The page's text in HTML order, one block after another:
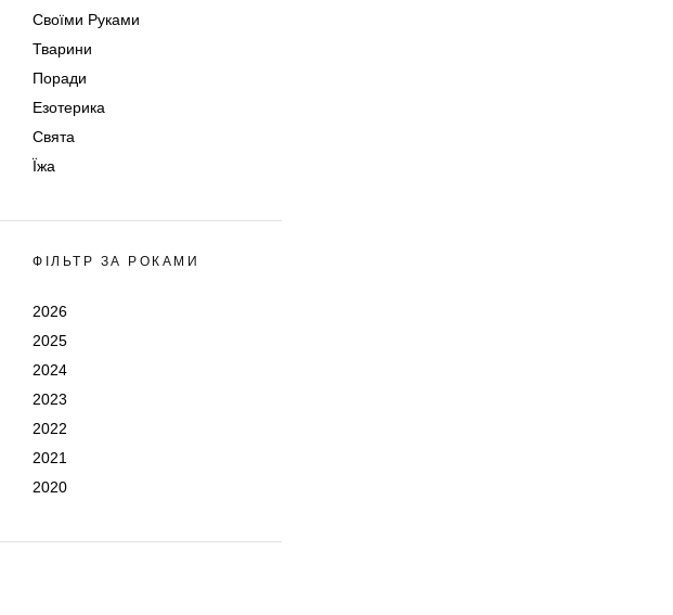
Своїми Руками
Тварини
Поради
Езотерика
Свята
Їжа
ФІЛЬТР ЗА РОКАМИ
2026
2025
2024
2023
2022
2021
2020